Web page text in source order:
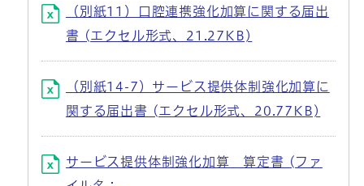
（別紙11）口腔連携強化加算に関する届出
書 (エクセル形式、21.27KB)
（別紙14-7）サービス提供体制強化加算に
関する届出書 (エクセル形式、20.77KB)
サービス提供体制強化加算 算定書 (ファ